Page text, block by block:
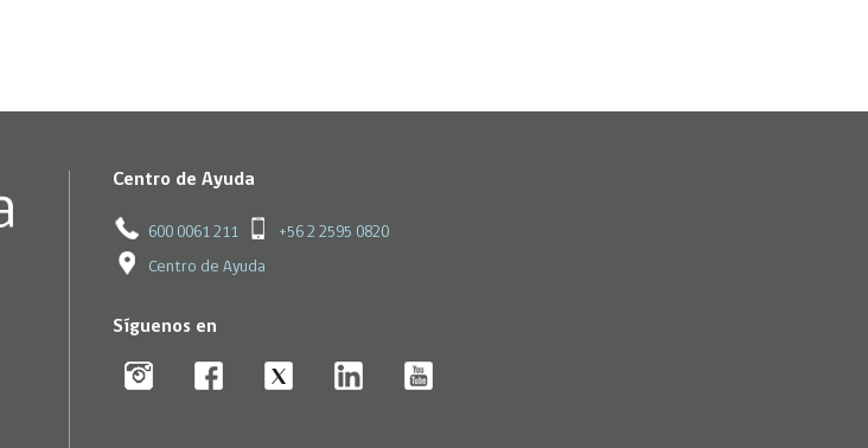
Centro de Ayuda
600 0061 211 +56 2 2595 0820
Centro de Ayuda
Síguenos en